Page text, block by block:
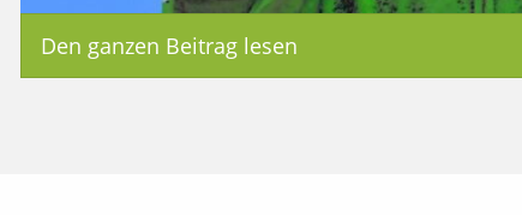
Den ganzen Beitrag lesen